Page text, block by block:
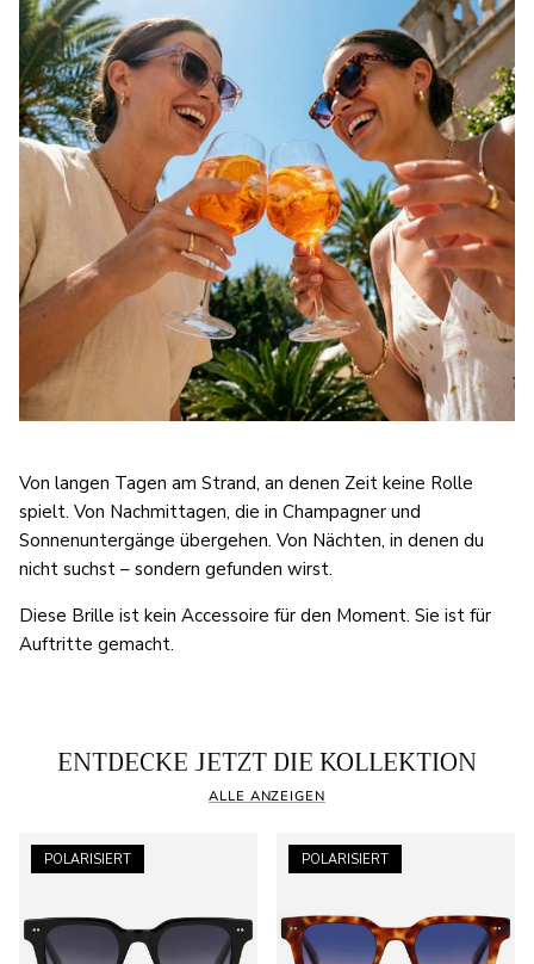
Von langen Tagen am Strand, an denen Zeit keine Rolle
spielt. Von Nachmittagen, die in Champagner und
Sonnenuntergänge übergehen. Von Nächten, in denen du
nicht suchst – sondern gefunden wirst.
Diese Brille ist kein Accessoire für den Moment. Sie ist für
Auftritte gemacht.
ENTDECKE JETZT DIE KOLLEKTION
ALLE ANZEIGEN
POLARISIERT POLARISIERT